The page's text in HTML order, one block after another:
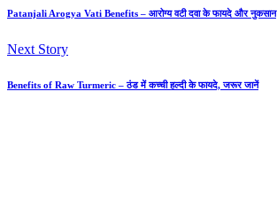
Patanjali Arogya Vati Benefits – आरोग्य वटी दवा के फायदे और नुकसान
Next Story
Benefits of Raw Turmeric – ठंड में कच्ची हल्दी के फायदे, जरूर जानें